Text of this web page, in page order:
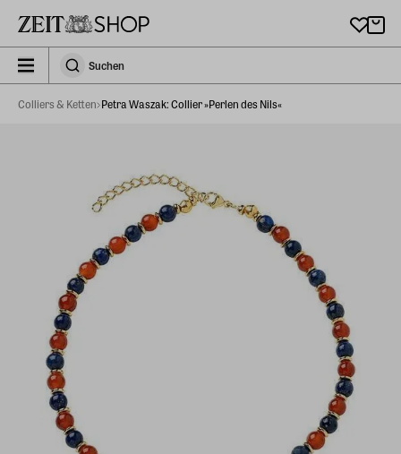
zeit_storefront.components.search.collapsed
SuchenSuchen
Colliers & Ketten Petra Waszak: Collier »Perlen des Nils«